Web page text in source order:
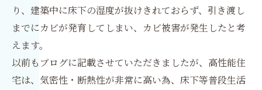
り、建築中に床下の湿度が抜けきれておらず、引き渡し
までにカビが発育してしまい、カビ被害が発生したと考
えます。
以前もブログに記載させていただきましたが、高性能住
宅は、気密性・断熱性が非常に高い為、床下等普段生活